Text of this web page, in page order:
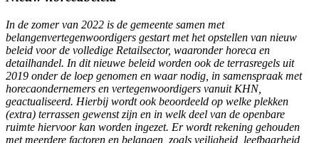
In de zomer van 2022 is de gemeente samen met
belangenvertegenwoordigers gestart met het opstellen van nieuw
beleid voor de volledige Retailsector, waaronder horeca en
detailhandel. In dit nieuwe beleid worden ook de terrasregels uit
2019 onder de loep genomen en waar nodig, in samenspraak met
horecaondernemers en vertegenwoordigers vanuit KHN,
geactualiseerd. Hierbij wordt ook beoordeeld op welke plekken
(extra) terrassen gewenst zijn en in welk deel van de openbare
ruimte hiervoor kan worden ingezet. Er wordt rekening gehouden
met meerdere factoren en belangen, zoals veiligheid, leefbaarheid,